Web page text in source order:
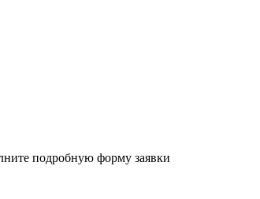
подробную форму заявки